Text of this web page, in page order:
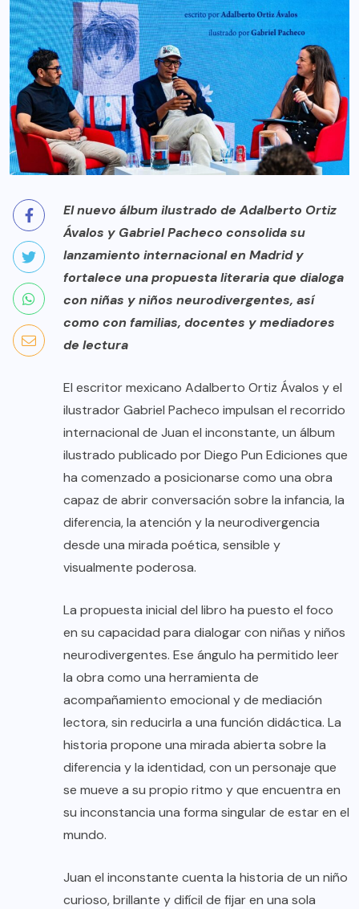
El nuevo álbum ilustrado de Adalberto Ortiz
Ávalos y Gabriel Pacheco consolida su
lanzamiento internacional en Madrid y
fortalece una propuesta literaria que dialoga
con niñas y niños neurodivergentes, así
como con familias, docentes y mediadores
de lectura
El escritor mexicano Adalberto Ortiz Ávalos y el
ilustrador Gabriel Pacheco impulsan el recorrido
internacional de Juan el inconstante, un álbum
ilustrado publicado por Diego Pun Ediciones que
ha comenzado a posicionarse como una obra
capaz de abrir conversación sobre la infancia, la
diferencia, la atención y la neurodivergencia
desde una mirada poética, sensible y
visualmente poderosa.
La propuesta inicial del libro ha puesto el foco
en su capacidad para dialogar con niñas y niños
neurodivergentes. Ese ángulo ha permitido leer
la obra como una herramienta de
acompañamiento emocional y de mediación
lectora, sin reducirla a una función didáctica. La
historia propone una mirada abierta sobre la
diferencia y la identidad, con un personaje que
se mueve a su propio ritmo y que encuentra en
su inconstancia una forma singular de estar en el
mundo.
Juan el inconstante cuenta la historia de un niño
curioso, brillante y difícil de fijar en una sola